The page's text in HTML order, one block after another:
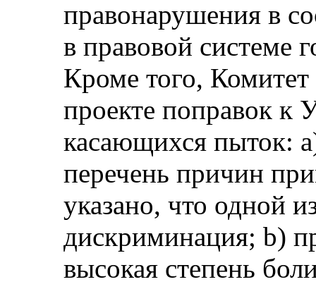
правонарушения в
в правовой системе
Кроме того, Комитет
проекте поправок к
касающихся пыток:
перечень причин
указано, что одной
дискриминация; b)
высокая степень